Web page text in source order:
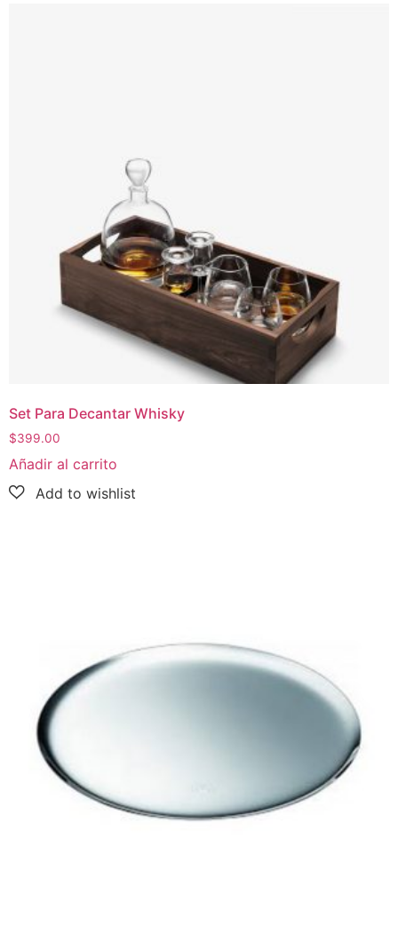
Set Para Decantar Whisky
$399.00
Añadir al carrito